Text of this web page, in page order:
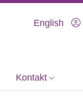
English
Kontakt